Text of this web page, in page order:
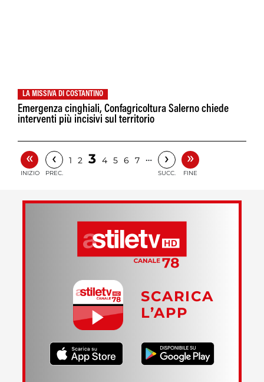
LA MISSIVA DI COSTANTINO
Emergenza cinghiali, Confagricoltura Salerno chiede
interventi più incisivi sul territorio
«
INIZIO
‹
PREC.
1 2 3 4 5 6 7 … ›
SUCC.
»
FINE
SCARICA
L’APP